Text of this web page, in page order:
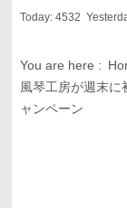
Today: 4532
You are here :
風琴工房が週末に
ャンペーン